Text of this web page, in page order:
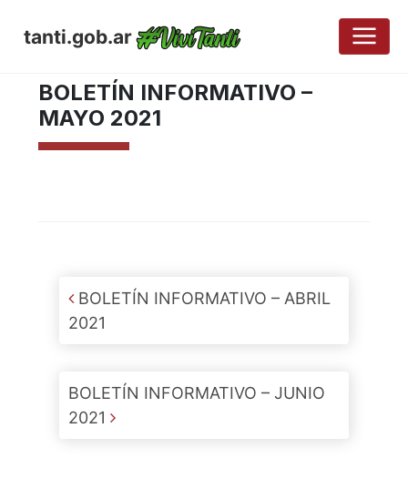
tanti.gob.ar
JUNIO 30, 2021
BOLETÍN INFORMATIVO –
MAYO 2021
Post navigation
BOLETÍN INFORMATIVO – ABRIL
2021
BOLETÍN INFORMATIVO – JUNIO
2021